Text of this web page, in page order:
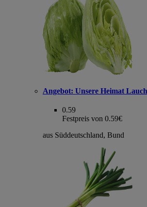
Angebot: Unsere Heimat
0.59
Festpreis von 0.59€
aus Süddeutschland, Bund